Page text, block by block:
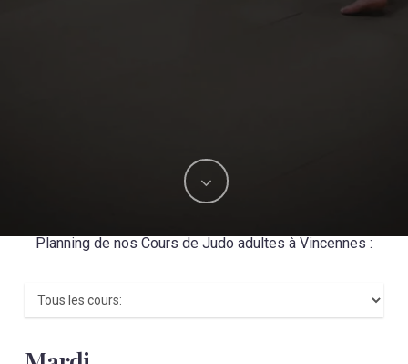
Planning de nos Cours de Judo adultes à Vincennes :